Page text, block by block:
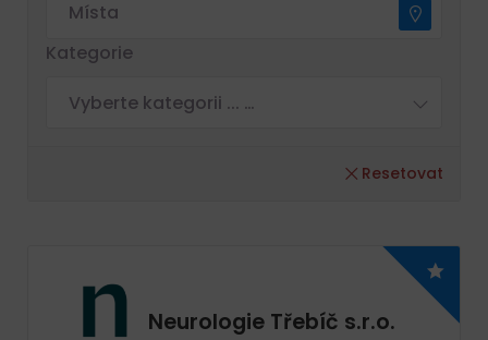
Kategorie
Vyberte kategorii ... …
Resetovat
Neurologie Třebíč s.r.o.